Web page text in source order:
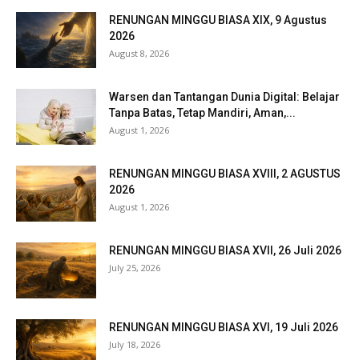
RENUNGAN MINGGU BIASA XIX, 9 Agustus
2026
August 8, 2026
Warsen dan Tantangan Dunia Digital: Belajar
Tanpa Batas, Tetap Mandiri, Aman,...
August 1, 2026
RENUNGAN MINGGU BIASA XVIII, 2 AGUSTUS
2026
August 1, 2026
RENUNGAN MINGGU BIASA XVII, 26 Juli 2026
July 25, 2026
RENUNGAN MINGGU BIASA XVI, 19 Juli 2026
July 18, 2026